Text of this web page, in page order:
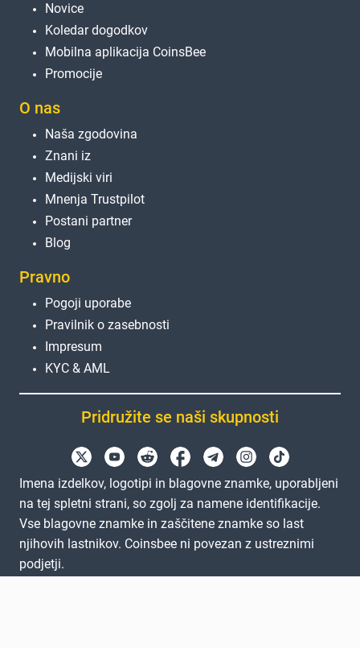
Novice
Koledar dogodkov
Mobilna aplikacija CoinsBee
Promocije
O nas
Naša zgodovina
Znani iz
Medijski viri
Mnenja Trustpilot
Postani partner
Blog
Pravno
Pogoji uporabe
Pravilnik o zasebnosti
Impresum
KYC & AML
Pridružite se naši skupnosti
Imena izdelkov, logotipi in blagovne znamke, uporabljeni
na tej spletni strani, so zgolj za namene identifikacije.
Vse blagovne znamke in zaščitene znamke so last
njihovih lastnikov. Coinsbee ni povezan z ustreznimi
podjetji.